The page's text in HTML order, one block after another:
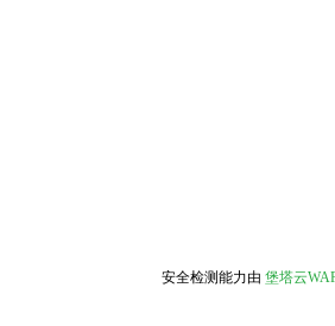
安全检测能力由 堡塔云